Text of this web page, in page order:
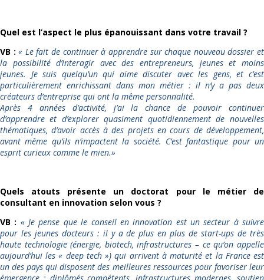
Quel est l’aspect le plus épanouissant dans votre travail ?
VB : « Le fait de continuer à apprendre sur chaque nouveau dossier et
la possibilité d’interagir avec des entrepreneurs, jeunes et moins
jeunes. Je suis quelqu’un qui aime discuter avec les gens, et c’est
particulièrement enrichissant dans mon métier : il n’y a pas deux
créateurs d’entreprise qui ont la même personnalité.
Après 4 années d’activité, j’ai la chance de pouvoir continuer
d’apprendre et d’explorer quasiment quotidiennement de nouvelles
thématiques, d’avoir accès à des projets en cours de développement,
avant même qu’ils n’impactent la société. C’est fantastique pour un
esprit curieux comme le mien.»
Quels atouts présente un doctorat pour le métier de
consultant en innovation selon vous ?
VB : « Je pense que le conseil en innovation est un secteur à suivre
pour les jeunes docteurs : il y a de plus en plus de start-ups de très
haute technologie (énergie, biotech, infrastructures – ce qu’on appelle
aujourd’hui les « deep tech ») qui arrivent à maturité et la France est
un des pays qui disposent des meilleures ressources pour favoriser leur